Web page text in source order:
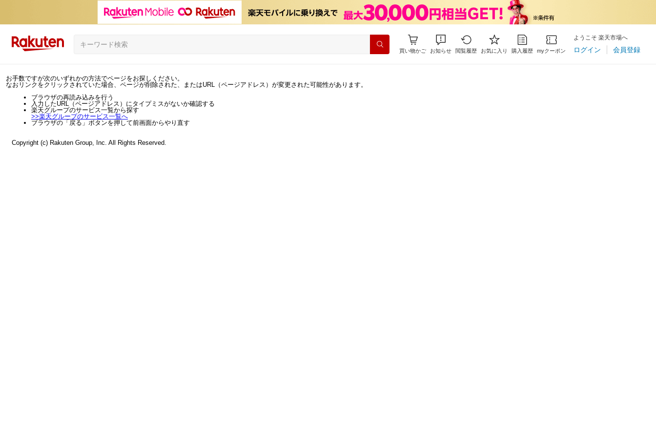
買い物かご お知らせ 閲覧履歴 お気に入り 購入履歴 myクーポン
ようこそ 楽天市場へ
ログイン 会員登録
お手数ですが次のいずれかの方法でページをお探しください。
なおリンクをクリックされていた場合、ページが削除された、またはURL（ページアドレス）が変更された可能性があります。
ブラウザの再読み込みを行う
入力したURL（ページアドレス）にタイプミスがないか確認する
楽天グループのサービス一覧から探す
>>楽天グループのサービス一覧へ
ブラウザの「戻る」ボタンを押して前画面からやり直す
Copyright (c) Rakuten Group, Inc. All Rights Reserved.